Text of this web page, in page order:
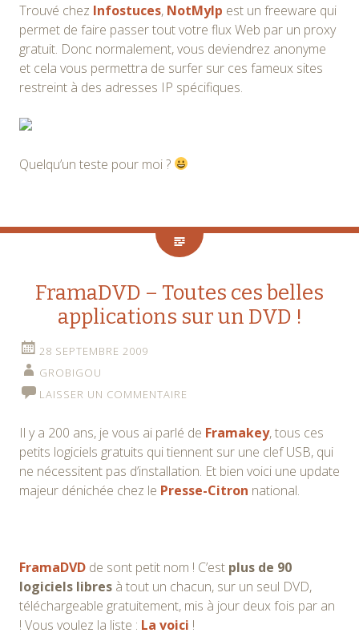
Trouvé chez Infostuces, NotMyIp est un freeware qui
permet de faire passer tout votre flux Web par un proxy
gratuit. Donc normalement, vous deviendrez anonyme
et cela vous permettra de surfer sur ces fameux sites
restreint à des adresses IP spécifiques.
Quelqu’un teste pour moi ?
FramaDVD – Toutes ces belles
applications sur un DVD !
28 SEPTEMBRE 2009
GROBIGOU
LAISSER UN COMMENTAIRE
Il y a 200 ans, je vous ai parlé de Framakey, tous ces
petits logiciels gratuits qui tiennent sur une clef USB, qui
ne nécessitent pas d’installation. Et bien voici une update
majeur dénichée chez le Presse-Citron national.
FramaDVD de sont petit nom ! C’est plus de 90
logiciels libres à tout un chacun, sur un seul DVD,
téléchargeable gratuitement, mis à jour deux fois par an
! Vous voulez la liste : La voici !